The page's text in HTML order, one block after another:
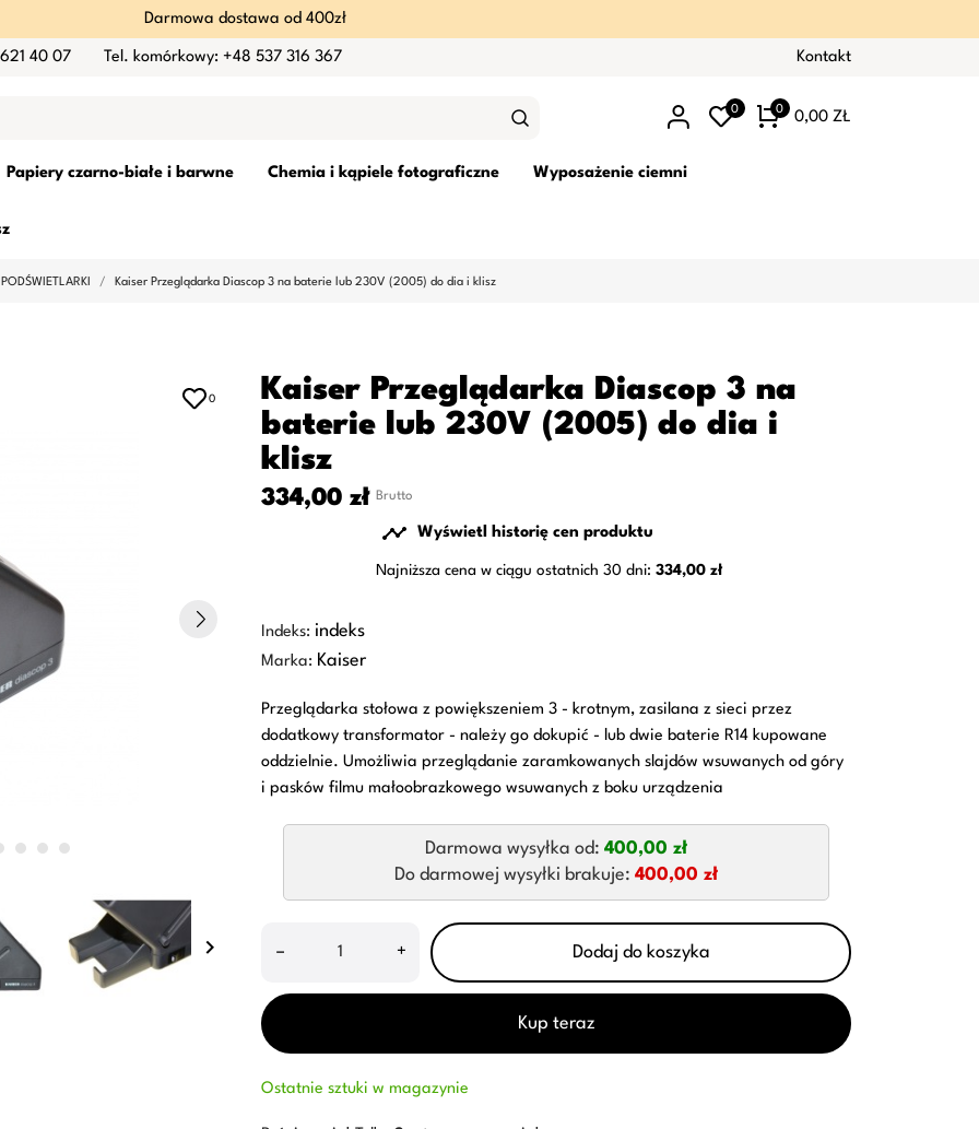
Darmowa dostawa od 400zł
40 07 Tel. komórkowy: +48 537 316 367 Kontakt
0 0 0,00 ZŁ
Papiery czarno-białe i barwne Chemia i kąpiele fotograficzne Wyposażenie ciemni
Kaiser Przeglądarka Diascop 3 na baterie lub 230V (2005) do dia i klisz
keyboard_arrow_right
0
Kaiser Przeglądarka Diascop 3 na
baterie lub 230V (2005) do dia i
klisz
334,00 zł Brutto
 Wyświetl historię cen produktu
Najniższa cena w ciągu ostatnich 30 dni: 334,00 zł
Indeks: indeks
Marka: Kaiser
Przeglądarka stołowa z powiększeniem 3 - krotnym, zasilana z sieci przez
dodatkowy transformator - należy go dokupić - lub dwie baterie R14 kupowane
oddzielnie. Umożliwia przeglądanie zaramkowanych slajdów wsuwanych od góry
i pasków filmu małoobrazkowego wsuwanych z boku urządzenia
Darmowa wysyłka od: 400,00 zł
Do darmowej wysyłki brakuje: 400,00 zł
– + Dodaj do koszyka
Kup teraz
Ostatnie sztuki w magazynie